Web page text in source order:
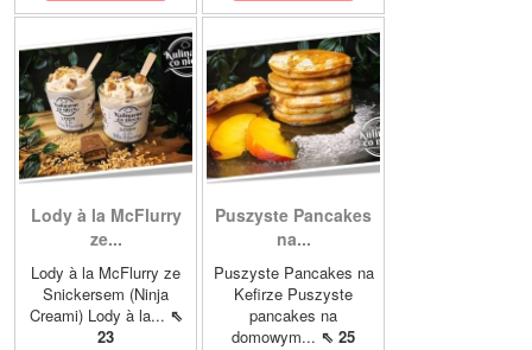
Lody à la McFlurry
ze...
Lody à la McFlurry ze
Snickersem (Ninja
Creami) Lody à la... ⇖
23
Puszyste Pancakes
na...
Puszyste Pancakes na
Kefirze Puszyste
pancakes na
domowym... ⇖ 25